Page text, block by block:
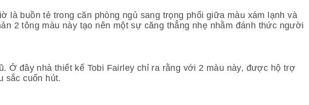
là buồn tẻ trong căn phòng ngủ sang trọng phối giữa màu xám lạnh và
2 tông màu này tạo nên một sự căng thẳng nhẹ nhằm đánh thức người
Ở đây nhà thiết kế Tobi Fairley chỉ ra rằng với 2 màu này, được hộ trợ
sắc cuốn hút.